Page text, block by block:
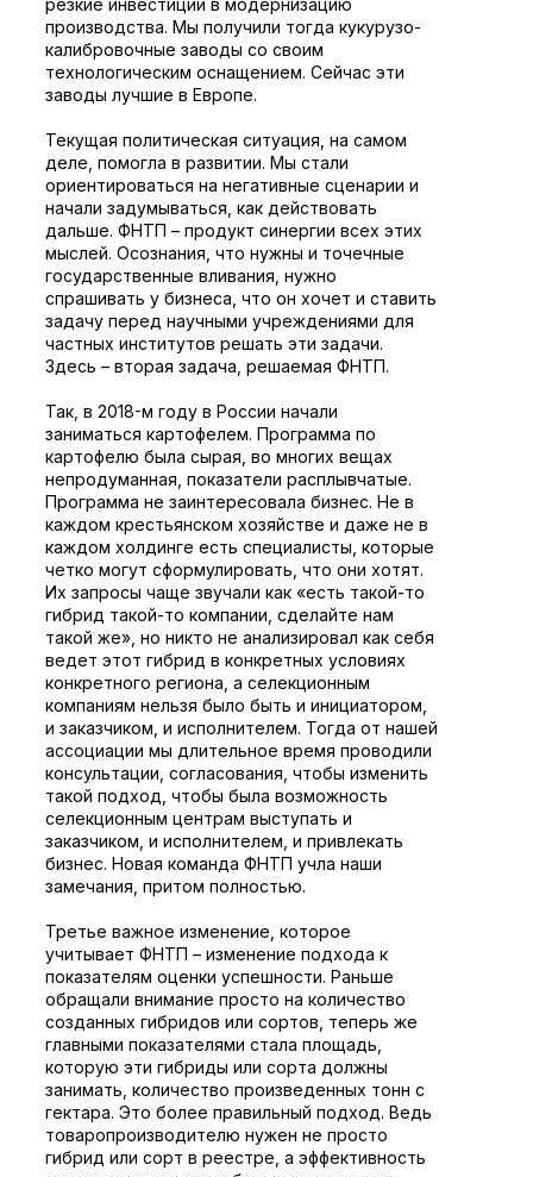
производства. Мы получили тогда кукурузо-
калибровочные заводы со своим
технологическим оснащением. Сейчас эти
заводы лучшие в Европе.
Текущая политическая ситуация, на самом
деле, помогла в развитии. Мы стали
ориентироваться на негативные сценарии и
начали задумываться, как действовать
дальше. ФНТП – продукт синергии всех этих
мыслей. Осознания, что нужны и точечные
государственные вливания, нужно
спрашивать у бизнеса, что он хочет и ставить
задачу перед научными учреждениями для
частных институтов решать эти задачи.
Здесь – вторая задача, решаемая ФНТП.
Так, в 2018-м году в России начали
заниматься картофелем. Программа по
картофелю была сырая, во многих вещах
непродуманная, показатели расплывчатые.
Программа не заинтересовала бизнес. Не в
каждом крестьянском хозяйстве и даже не в
каждом холдинге есть специалисты, которые
четко могут сформулировать, что они хотят.
Их запросы чаще звучали как «есть такой-то
гибрид такой-то компании, сделайте нам
такой же», но никто не анализировал как себя
ведет этот гибрид в конкретных условиях
конкретного региона, а селекционным
компаниям нельзя было быть и инициатором,
и заказчиком, и исполнителем. Тогда от нашей
ассоциации мы длительное время проводили
консультации, согласования, чтобы изменить
такой подход, чтобы была возможность
селекционным центрам выступать и
заказчиком, и исполнителем, и привлекать
бизнес. Новая команда ФНТП учла наши
замечания, притом полностью.
Третье важное изменение, которое
учитывает ФНТП – изменение подхода к
показателям оценки успешности. Раньше
обращали внимание просто на количество
созданных гибридов или сортов, теперь же
главными показателями стала площадь,
которую эти гибриды или сорта должны
занимать, количество произведенных тонн с
гектара. Это более правильный подход. Ведь
товаропроизводителю нужен не просто
гибрид или сорт в реестре, а эффективность